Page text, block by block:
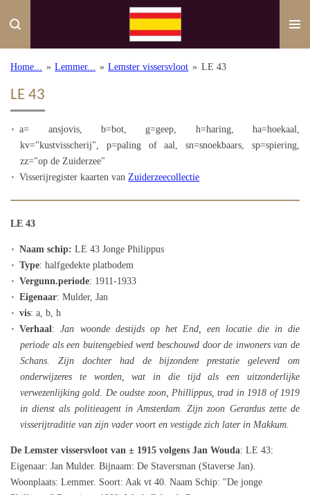
direct
de
Home... » Lemmer... » Lemster vissersvloot » LE 43
LE 43
a= ansjovis, b=bot, g=geep, h=haring, ha=hoekaal,
kv="kustvisscherij", p=paling of aal, sn=snoekbaars, sp=spiering,
zz="op de Zuiderzee"
Visserijregister kaarten van Zuiderzeecollectie
LE 43
Naam schip: LE 43 Jonge Philippus
Type: halfgedekte platbodem
Vergunn.periode: 1911-1933
Eigenaar: Mulder, Jan
vis: a, b, h
Verhaal:
Jan woonde destijds op het End, een locatie die in die
periode als een buitengebied werd beschouwd door de inwoners van de
Schans. Zijn dochter had de bijzondere prestatie geleverd om
onderwijzeres te worden, wat in die tijd als een uitzonderlijke
verwezenlijking gold. De oudste zoon, Phillippus, trad in 1918 of 1919
in dienst als politieagent in Amsterdam. Zijn zoon Gerardus zette de
visserijtraditie van zijn vader voort en vestigde zich later in Makkum.
De Lemster vissersvloot van ± 1915 volgens Jan Wouda: LE 43:
Eigenaar: Jan Mulder. Bijnaam: De Staversman (Staverse Jan).
Woonplaats: Lemmer. Soort: Aak vt 40. Naam Schip: "De jonge